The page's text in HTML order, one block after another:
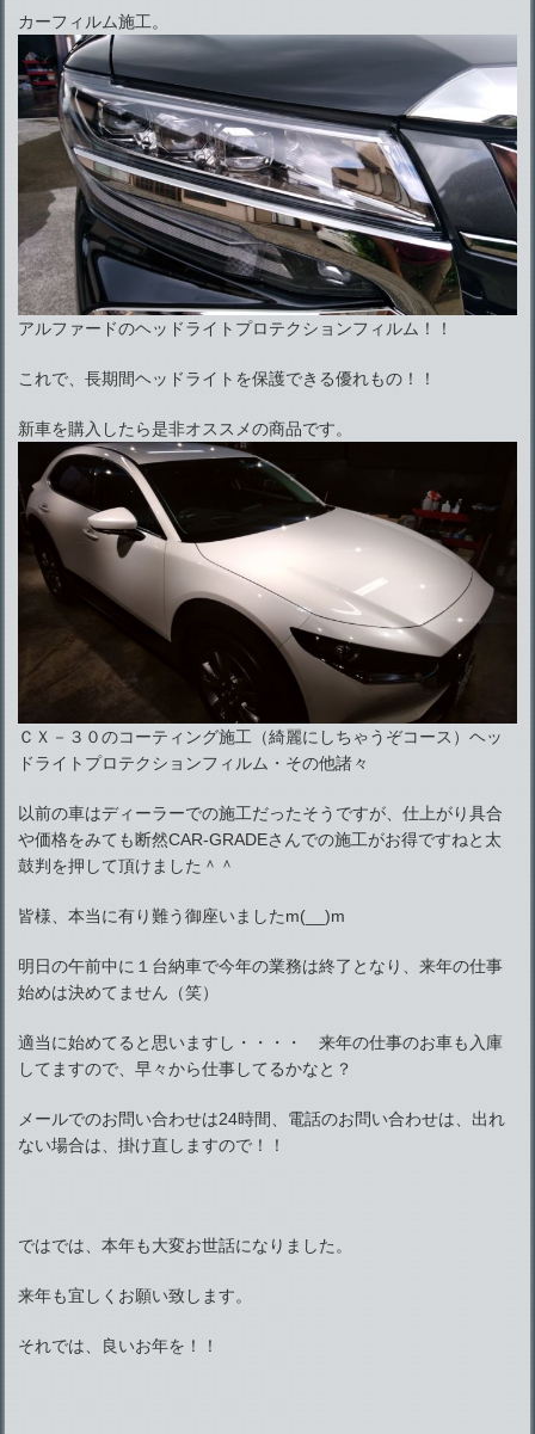
カーフィルム施工。
アルファードのヘッドライトプロテクションフィルム！！
これで、長期間ヘッドライトを保護できる優れもの！！
新車を購入したら是非オススメの商品です。
ＣＸ－３０のコーティング施工（綺麗にしちゃうぞコース）ヘッ
ドライトプロテクションフィルム・その他諸々
以前の車はディーラーでの施工だったそうですが、仕上がり具合
や価格をみても断然CAR-GRADEさんでの施工がお得ですねと太
鼓判を押して頂けました＾＾
皆様、本当に有り難う御座いましたm(__)m
明日の午前中に１台納車で今年の業務は終了となり、来年の仕事
始めは決めてません（笑）
適当に始めてると思いますし・・・・ 来年の仕事のお車も入庫
してますので、早々から仕事してるかなと？
メールでのお問い合わせは24時間、電話のお問い合わせは、出れ
ない場合は、掛け直しますので！！
ではでは、本年も大変お世話になりました。
来年も宜しくお願い致します。
それでは、良いお年を！！